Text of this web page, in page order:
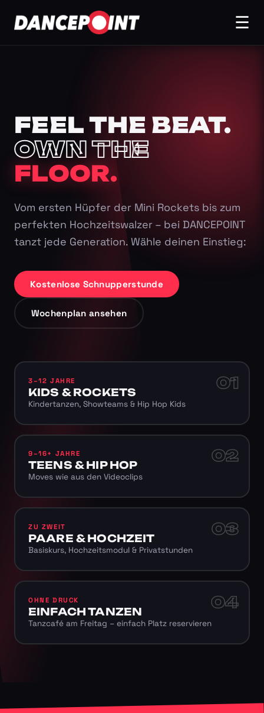
☰
FEEL THE BEAT.
OWN THE
FLOOR.
Vom ersten Hüpfer der Mini Rockets bis zum
perfekten Hochzeitswalzer – bei DANCEPOINT
tanzt jede Generation. Wähle deinen Einstieg:
Kostenlose Schnupperstunde
Wochenplan ansehen
01
3–12 JAHRE
KIDS & ROCKETS
Kindertanzen, Showteams & Hip Hop Kids
02
9–16+ JAHRE
TEENS & HIP HOP
Moves wie aus den Videoclips
03
ZU ZWEIT
PAARE & HOCHZEIT
Basiskurs, Hochzeitsmodul & Privatstunden
04
OHNE DRUCK
EINFACH TANZEN
Tanzcafé am Freitag – einfach Platz reservieren